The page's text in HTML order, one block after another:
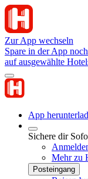
Zur App wechseln
Spare in der App
auf ausgewählte
App
Sichere dir
Mehr zu
Posteingang